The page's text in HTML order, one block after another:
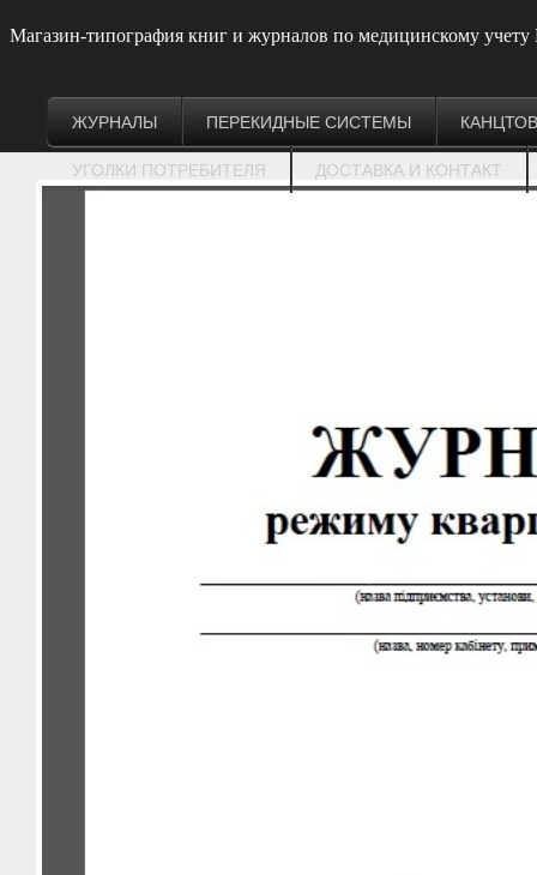
Магазин-типография книг и журналов по медицинскому
ЖУРНАЛЫ ПЕРЕКИДНЫЕ СИСТЕМЫ
УГОЛКИ ПОТРЕБИТЕЛЯ ДОСТАВКА И КОНТАКТ